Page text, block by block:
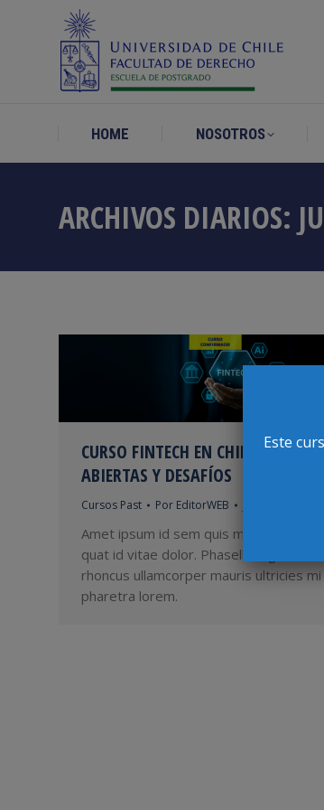
HOME NOSOTROS
ARCHIVOS DIARIOS:
CURSO FINTECH EN CHILE:
ABIERTAS Y DESAFÍOS
Cursos Past Por EditorWEB
Amet ipsum id sem quis mauris
quat id vitae dolor. Phasellus ligula velit
rhoncus ullamcorper mauris ultricies
pharetra lorem.
Este
HOME